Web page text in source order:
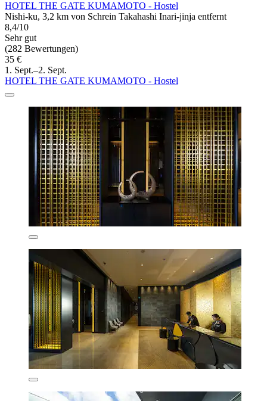
HOTEL THE GATE KUMAMOTO - Hostel
Nishi-ku, 3,2 km von Schrein Takahashi Inari-jinja entfernt
8,4/10
Sehr gut
(282 Bewertungen)
35 €
1. Sept.–2. Sept.
HOTEL THE GATE KUMAMOTO - Hostel